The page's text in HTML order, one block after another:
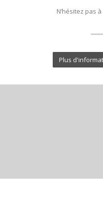
N’hésitez pas
Plus